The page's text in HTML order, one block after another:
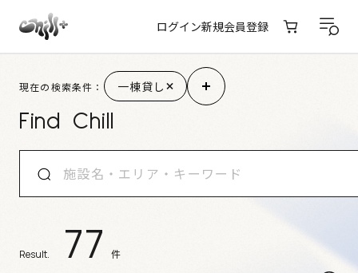
ログイン新規会員登録
Result. 77 件
Find Chill
現在の検索条件： 一棟貸し